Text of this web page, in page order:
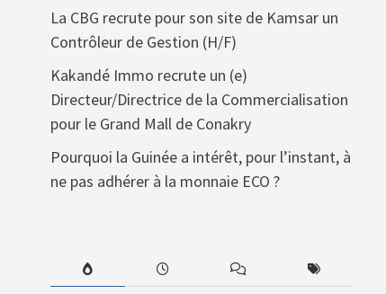
La CBG recrute pour son site de Kamsar un
Contrôleur de Gestion (H/F)
Kakandé Immo recrute un (e)
Directeur/Directrice de la Commercialisation
pour le Grand Mall de Conakry
Pourquoi la Guinée a intérêt, pour l’instant, à
ne pas adhérer à la monnaie ECO ?